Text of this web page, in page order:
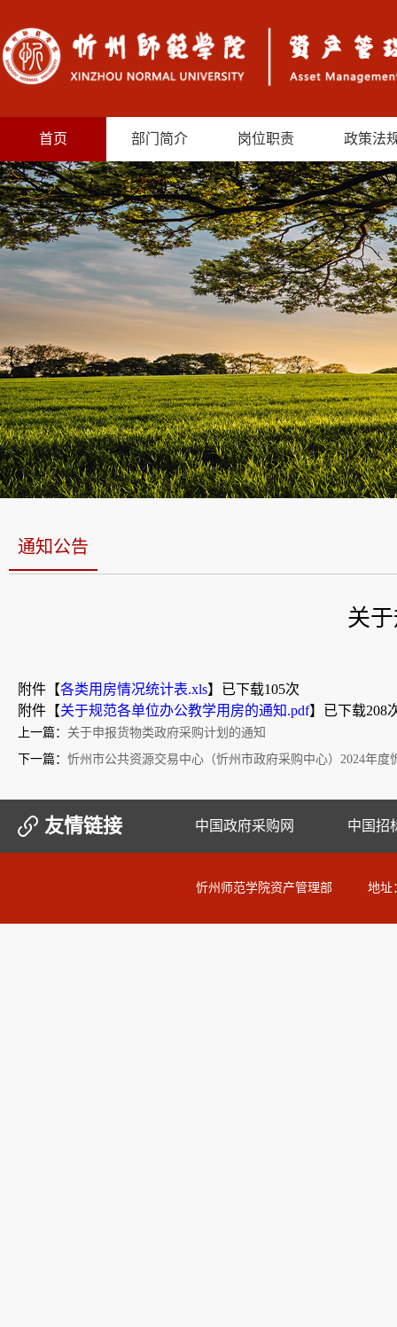
首页 部门简介 岗位职责 政策法
通知公告
关
附件【各类用房情况统计表.xls】已下载105次
附件【关于规范各单位办公教学用房的通知.pdf】已下载208
上一篇： 关于申报货物类政府采购计划的通知
下一篇： 忻州市公共资源交易中心（忻州市政府采购中心）2024年
友情链接 中国政府采购网 中国招
忻州师范学院资产管理部 地址：